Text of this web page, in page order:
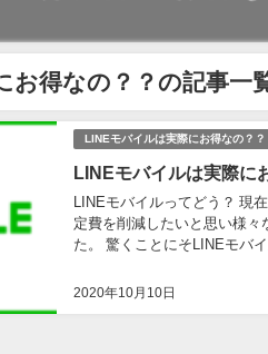
お得なの？？の記事一
LINEモバイルは実際にお得なの？？
LINEモバイルは実際に
2020年10月10日
LINEモバイルってどう？ 現
定費を削減したいと思い様々
た。 驚くことにそLINEモバ